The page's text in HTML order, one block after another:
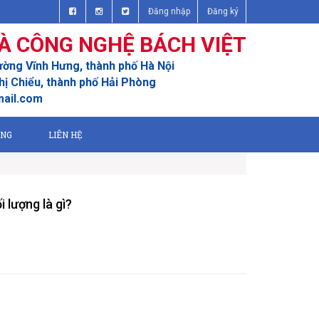
Đăng nhập Đăng ký
CÔNG NGHỆ BÁCH VIỆT
Vĩnh Hưng, thành phố Hà Nội
Chiểu, thành phố Hải Phòng
LIÊN HỆ
lượng là gì?